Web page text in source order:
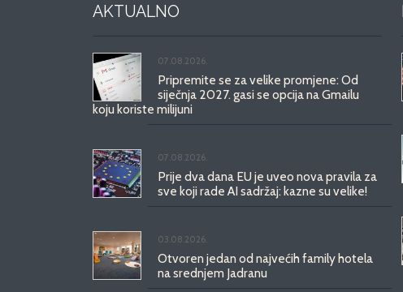
AKTUALNO
07.08.2026.
Pripremite se za velike promjene: Od
siječnja 2027. gasi se opcija na Gmailu
koju koriste milijuni
07.08.2026.
Prije dva dana EU je uveo nova pravila za
sve koji rade AI sadržaj: kazne su velike!
03.08.2026.
Otvoren jedan od najvećih family hotela
na srednjem Jadranu